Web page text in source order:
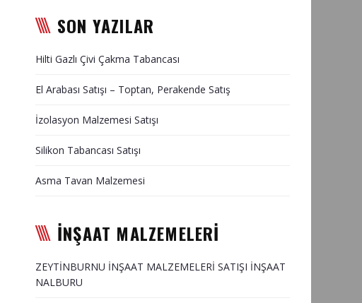
SON YAZILAR
Hilti Gazlı Çivi Çakma Tabancası
El Arabası Satışı – Toptan, Perakende Satış
İzolasyon Malzemesi Satışı
Silikon Tabancası Satışı
Asma Tavan Malzemesi
İNŞAAT MALZEMELERİ
ZEYTİNBURNU İNŞAAT MALZEMELERİ SATIŞI İNŞAAT
NALBURU